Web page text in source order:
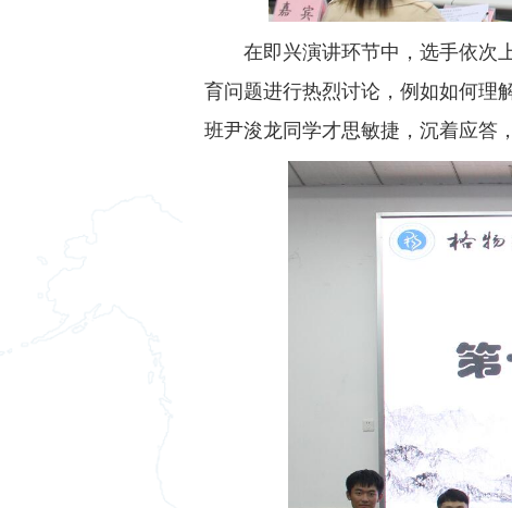
在即兴演讲环节中，选手依次
育问题进行热烈讨论，例如如何理
班尹浚龙同学才思敏捷，沉着应答